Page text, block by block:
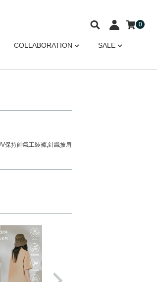
COLLABORATION SALE
0
保持帥氣工裝褲,針織披肩